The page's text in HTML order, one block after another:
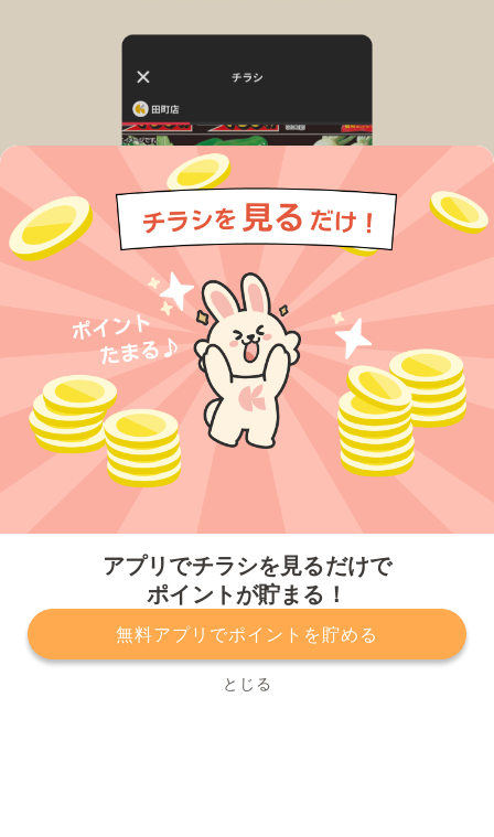
アプリでチラシを見るだけで
ポイントが貯まる！
無料アプリでポイントを貯める
とじる
プライバシーポリシー 利用規約
運営会社
サービスに関してのお問い合わせ